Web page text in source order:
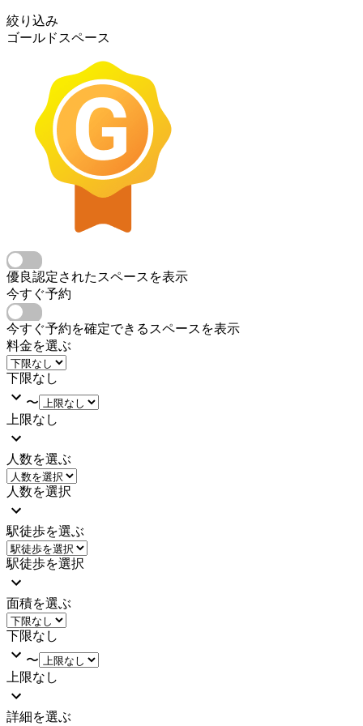
絞り込み
ゴールドスペース
優良認定されたスペースを表示
今すぐ予約
今すぐ予約を確定できるスペースを表示
料金を選ぶ
下限なし
〜
上限なし
人数を選ぶ
人数を選択
駅徒歩を選ぶ
駅徒歩を選択
面積を選ぶ
下限なし
〜
上限なし
詳細を選ぶ